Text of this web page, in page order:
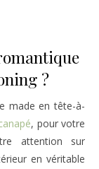
?
made en tête-à-
, pour votre
attention sur
en véritable